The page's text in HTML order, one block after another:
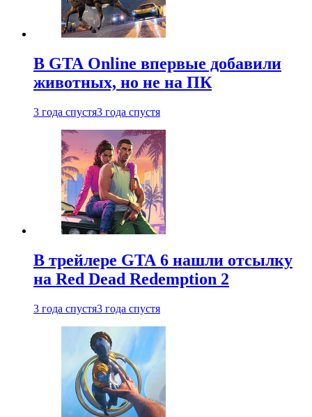
В GTA Online впервые добавили
животных, но не на ПК
3 года спустя3 года спустя
В трейлере GTA 6 нашли отсылку
на Red Dead Redemption 2
3 года спустя3 года спустя